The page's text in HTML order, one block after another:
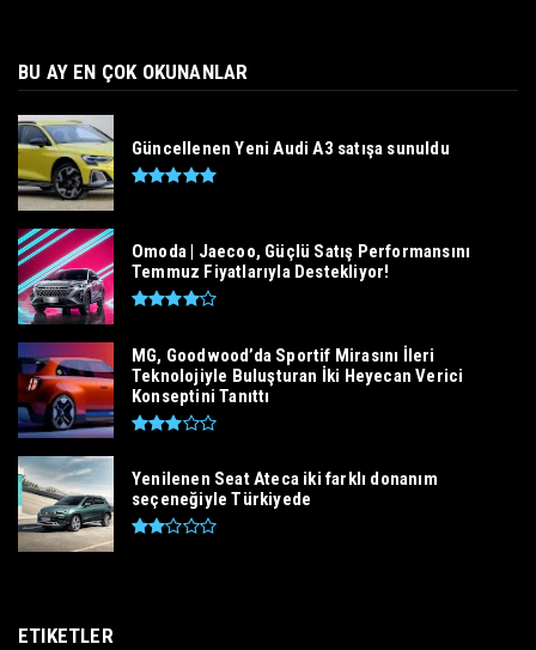
BU AY EN ÇOK OKUNANLAR
Güncellenen Yeni Audi A3 satışa sunuldu
Omoda | Jaecoo, Güçlü Satış Performansını
Temmuz Fiyatlarıyla Destekliyor!
MG, Goodwood’da Sportif Mirasını İleri
Teknolojiyle Buluşturan İki Heyecan Verici
Konseptini Tanıttı
Yenilenen Seat Ateca iki farklı donanım
seçeneğiyle Türkiyede
ETIKETLER